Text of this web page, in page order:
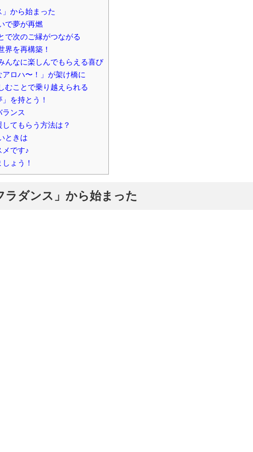
から始まった
で夢が再燃
で次のご縁がつながる
界を再構築！
んなに楽しんでもらえる喜び
ロハ〜！」が架け橋に
むことで乗り越えられる
を持とう！
ンス
てもらう方法は？
ときは
です♪
ょう！
ラダンス」から始まった